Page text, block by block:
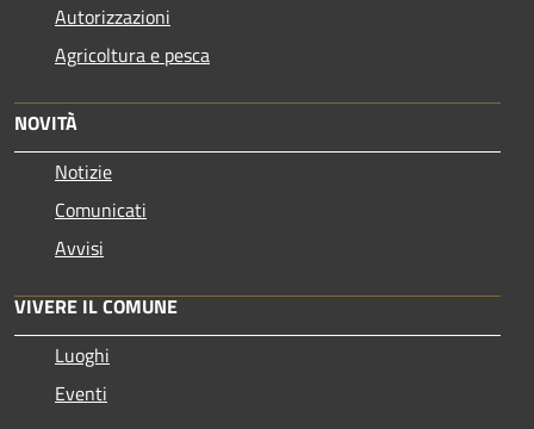
Autorizzazioni
Agricoltura e pesca
NOVITÀ
Notizie
Comunicati
Avvisi
VIVERE IL COMUNE
Luoghi
Eventi